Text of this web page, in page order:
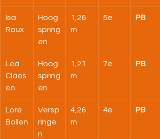
Isa
Roux
Hoog
spring
en
1,26
m
5e PB
Lea
Claes
en
Hoog
spring
en
1,21
m
7e PB
Lore
Bollen
Versp
ringe
n
4,26
m
4e PB